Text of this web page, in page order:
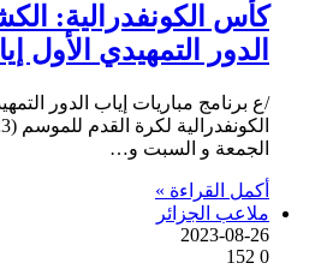
كأس الكونفدرالية:
الدور التمهيدي الأول
/ع برنامج مباريات إياب الدور
الجمعة و السبت و…
أكمل القراءة »
ملاعب الجزائر
2023-08-26
0